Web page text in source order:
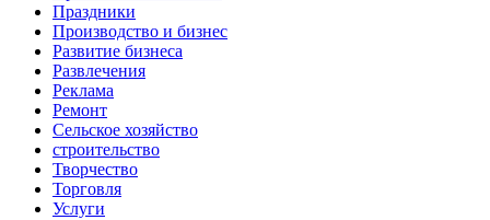
Праздники
Производство и бизнес
Развитие бизнеса
Развлечения
Реклама
Ремонт
Сельское хозяйство
строительство
Творчество
Торговля
Услуги